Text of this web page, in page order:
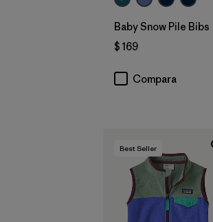
Baby Snow Pile Bibs
$ 169
Compara
Best Seller